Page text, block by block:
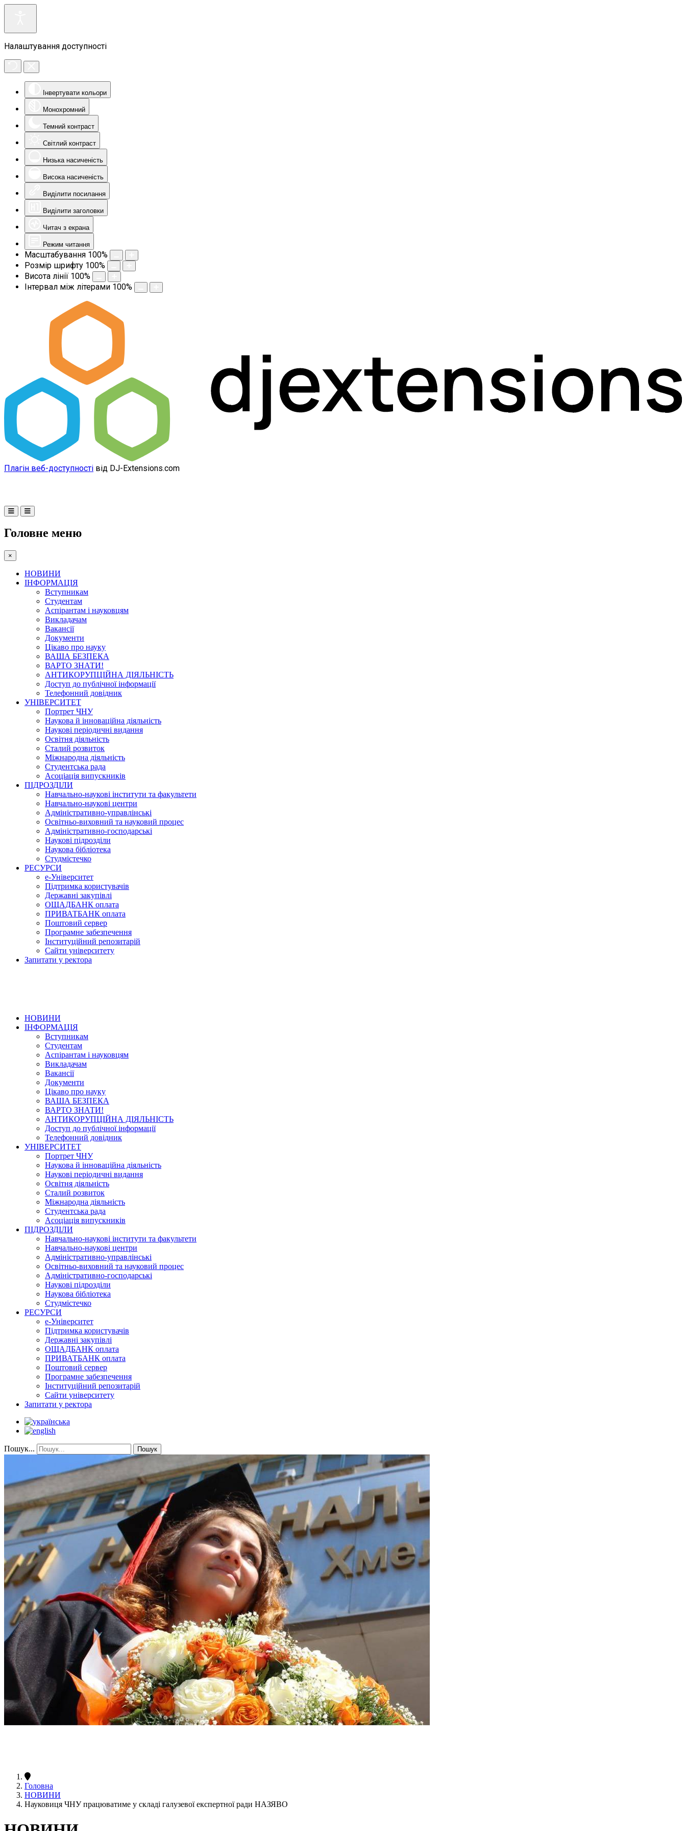
Налаштування доступності
Інвертувати кольори
Монохромний
Темний контраст
Світлий контраст
Низька насиченість
Висока насиченість
Виділити посилання
Виділити заголовки
Читач з екрана
Режим читання
Масштабування 100%
Розмір шрифту 100%
Висота лінії 100%
Інтервал між літерами 100%
Плагін веб-доступності від DJ-Extensions.com
Головне меню
×
НОВИНИ
ІНФОРМАЦІЯ
Вступникам
Студентам
Аспірантам і науковцям
Викладачам
Вакансії
Документи
Цікаво про науку
ВАША БЕЗПЕКА
ВАРТО ЗНАТИ!
АНТИКОРУПЦІЙНА ДІЯЛЬНІСТЬ
Доступ до публічної інформації
Телефонний довідник
УНІВЕРСИТЕТ
Портрет ЧНУ
Наукова й інноваційна діяльність
Наукові періодичні видання
Освітня діяльність
Сталий розвиток
Міжнародна діяльність
Студентська рада
Асоціація випускників
ПІДРОЗДІЛИ
Навчально-наукові інститути та факультети
Навчально-наукові центри
Адміністративно-управлінські
Освітньо-виховний та науковий процес
Адміністративно-господарські
Наукові підрозділи
Наукова бібліотека
Студмістечко
РЕСУРСИ
е-Університет
Підтримка користувачів
Державні закупівлі
ОЩАДБАНК оплата
ПРИВАТБАНК оплата
Поштовий сервер
Програмне забезпечення
Інституційний репозитарій
Сайти університету
Запитати у ректора
НОВИНИ
ІНФОРМАЦІЯ
Вступникам
Студентам
Аспірантам і науковцям
Викладачам
Вакансії
Документи
Цікаво про науку
ВАША БЕЗПЕКА
ВАРТО ЗНАТИ!
АНТИКОРУПЦІЙНА ДІЯЛЬНІСТЬ
Доступ до публічної інформації
Телефонний довідник
УНІВЕРСИТЕТ
Портрет ЧНУ
Наукова й інноваційна діяльність
Наукові періодичні видання
Освітня діяльність
Сталий розвиток
Міжнародна діяльність
Студентська рада
Асоціація випускників
ПІДРОЗДІЛИ
Навчально-наукові інститути та факультети
Навчально-наукові центри
Адміністративно-управлінські
Освітньо-виховний та науковий процес
Адміністративно-господарські
Наукові підрозділи
Наукова бібліотека
Студмістечко
РЕСУРСИ
е-Університет
Підтримка користувачів
Державні закупівлі
ОЩАДБАНК оплата
ПРИВАТБАНК оплата
Поштовий сервер
Програмне забезпечення
Інституційний репозитарій
Сайти університету
Запитати у ректора
Пошук... Пошук
Головна
НОВИНИ
Науковиця ЧНУ працюватиме у складі галузевої експертної ради НАЗЯВО